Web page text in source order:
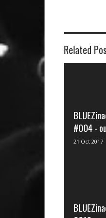
Related
#004 -
Quarta
21 Oct 2017